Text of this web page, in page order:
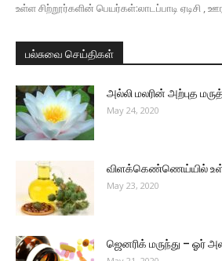
உள்ள சிற்றூர்களின் பெயர்கள்:லாடப்பாடி ஏடிசி ,
பல்சுவை செய்திகள்
அல்லி மலரின் அற்புத
May 24, 2020
விளக்கெண்ணெய்யில்
May 23, 2020
ஜெனரிக் மருந்து – ஓர்